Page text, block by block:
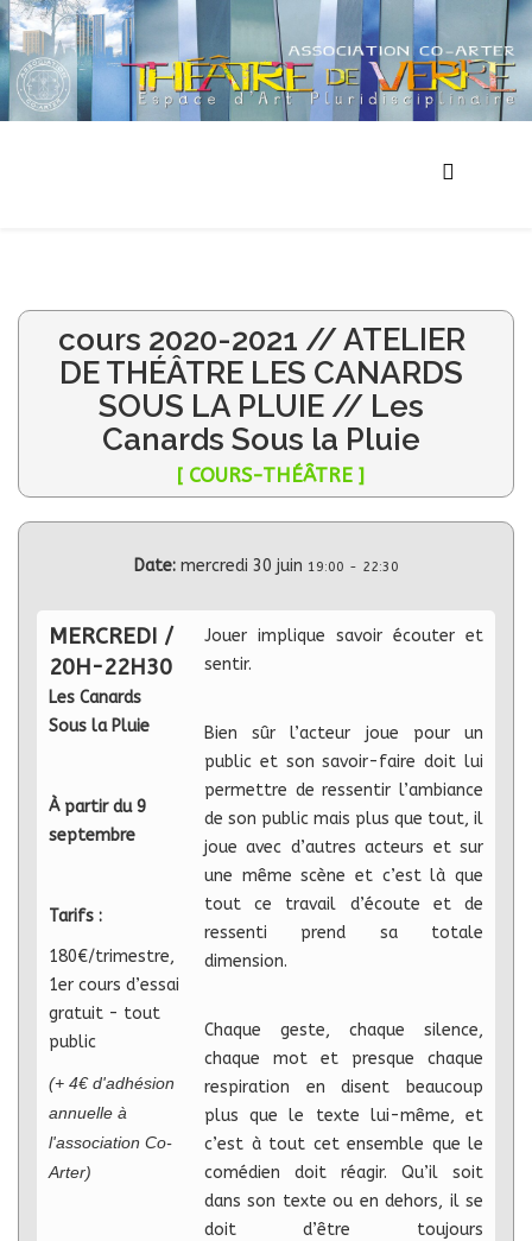
cours 2020-2021 // ATELIER
DE THÉÂTRE LES CANARDS
SOUS LA PLUIE // Les
Canards Sous la Pluie
[ COURS-THÉÂTRE ]
Date: mercredi 30 juin 19:00 - 22:30
MERCREDI /
20H-22H30
Les Canards
Sous la Pluie
À partir du 9
septembre
Tarifs :
180€/trimestre,
1er cours d’essai
gratuit - tout
public
(+ 4€ d'adhésion
annuelle à
l'association Co-
Arter)
Jouer implique savoir écouter et
sentir.
Bien sûr l’acteur joue pour un
public et son savoir-faire doit lui
permettre de ressentir l’ambiance
de son public mais plus que tout, il
joue avec d’autres acteurs et sur
une même scène et c’est là que
tout ce travail d’écoute et de
ressenti prend sa totale
dimension.
Chaque geste, chaque silence,
chaque mot et presque chaque
respiration en disent beaucoup
plus que le texte lui-même, et
c’est à tout cet ensemble que le
comédien doit réagir. Qu’il soit
dans son texte ou en dehors, il se
doit d’être toujours